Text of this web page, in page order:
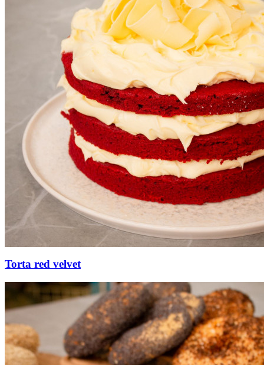
Torta red velvet